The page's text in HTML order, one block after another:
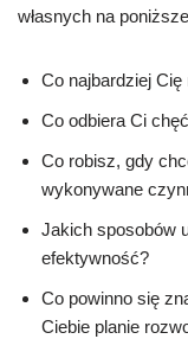
własnych na
Co najbardziej
Co odbiera Ci
Co robisz, gdy
wykonywane
Jakich sposobów
efektywność?
Co powinno się
Ciebie planie